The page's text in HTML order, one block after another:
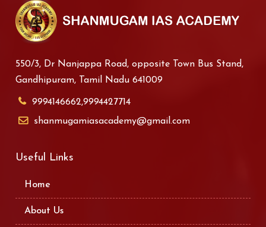
550/3, Dr Nanjappa Road, opposite Town Bus Stand,
Gandhipuram, Tamil Nadu 641009
9994146662,9994427714
shanmugamiasacademy@gmail.com
Useful Links
Home
About Us